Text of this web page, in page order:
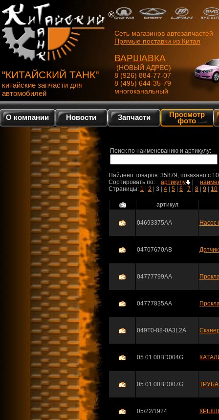
"КИТАЙСКИЙ ТАНК"
китайские запчасти для
автомобилей
Сеть магазинов автозапчастей
Прямые поставки из Китая
ВАРШАВКА
(НОВЫЙ АДРЕС)
8 (926) 884-77-07
8 (495) 644-35-79
многоканальный
О компании Новости Запчасти Просмотр
фото
Поиск по наименованию и артикулу:
Найдено товаров: 35879, показано c
Сортировать по: артикулу
Страницы: 1 2 3 4 5 6 7 8 9 10
артикул
04693375AA Насос
04707670AB
04777799AA
04777835AA
049T0-88-0A3L2A
05.01.00BD004G
05.01.00BD007G
05/22/1924